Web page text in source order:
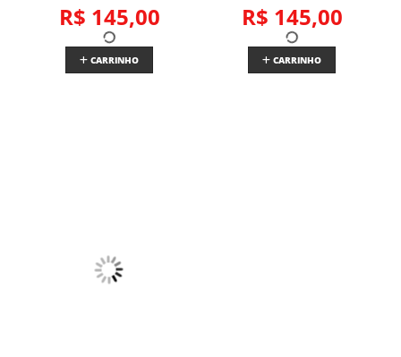
R$ 145,00
CARRINHO
R$ 145,00
CARRINHO